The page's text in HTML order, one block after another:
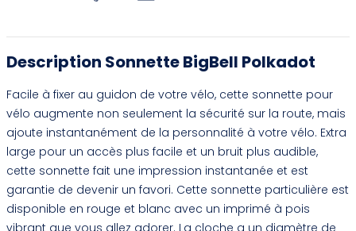
Description Sonnette BigBell Polkadot
Facile à fixer au guidon de votre vélo, cette sonnette pour
vélo augmente non seulement la sécurité sur la route, mais
ajoute instantanément de la personnalité à votre vélo. Extra
large pour un accès plus facile et un bruit plus audible,
cette sonnette fait une impression instantanée et est
garantie de devenir un favori. Cette sonnette particulière est
disponible en rouge et blanc avec un imprimé à pois
vibrant que vous allez adorer. La cloche a un diamètre de